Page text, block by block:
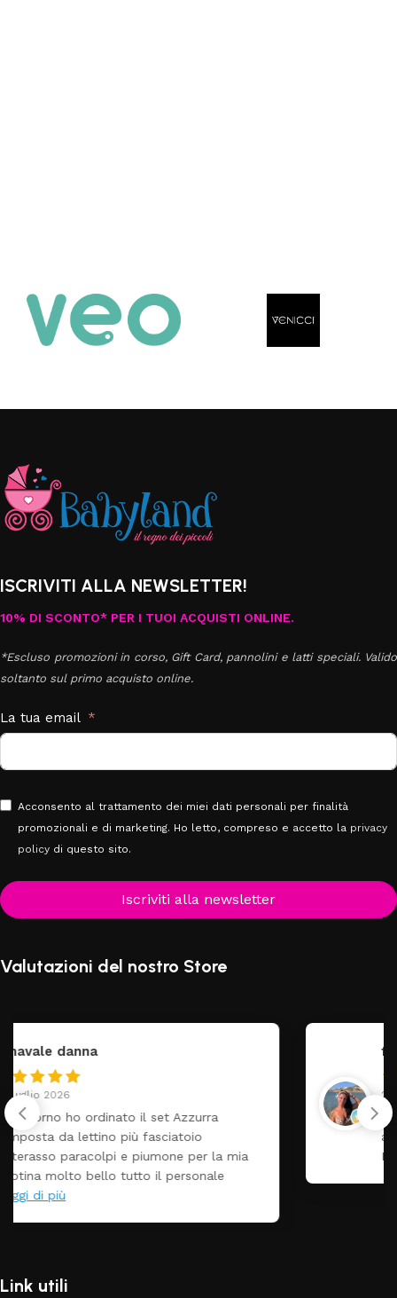
ISCRIVITI ALLA NEWSLETTER!
10% DI SCONTO* PER I TUOI ACQUISTI ONLINE.
*Escluso promozioni in corso, Gift Card, pannolini e latti speciali. Valido
soltanto sul primo acquisto online.
La tua email
Acconsento al trattamento dei miei dati personali per finalità
promozionali e di marketing. Ho letto, compreso e accetto la privacy
policy di questo sito.
Iscriviti alla newsletter
Valutazioni del nostro Store
Tutti perfetto! Ho ordinato un lettino che é
arrivato ben imballato dopo pochi giorni.
Prezzo ottimi rispetto la concorrenza
Link utili